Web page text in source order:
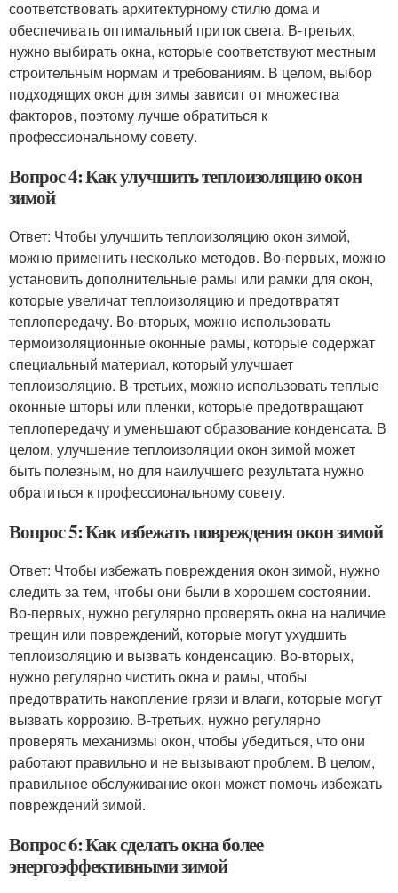
соответствовать архитектурному стилю дома и
обеспечивать оптимальный приток света. В-третьих,
нужно выбирать окна, которые соответствуют местным
строительным нормам и требованиям. В целом, выбор
подходящих окон для зимы зависит от множества
факторов, поэтому лучше обратиться к
профессиональному совету.
Вопрос 4: Как улучшить теплоизоляцию окон
зимой
Ответ: Чтобы улучшить теплоизоляцию окон зимой,
можно применить несколько методов. Во-первых, можно
установить дополнительные рамы или рамки для окон,
которые увеличат теплоизоляцию и предотвратят
теплопередачу. Во-вторых, можно использовать
термоизоляционные оконные рамы, которые содержат
специальный материал, который улучшает
теплоизоляцию. В-третьих, можно использовать теплые
оконные шторы или пленки, которые предотвращают
теплопередачу и уменьшают образование конденсата. В
целом, улучшение теплоизоляции окон зимой может
быть полезным, но для наилучшего результата нужно
обратиться к профессиональному совету.
Вопрос 5: Как избежать повреждения окон зимой
Ответ: Чтобы избежать повреждения окон зимой, нужно
следить за тем, чтобы они были в хорошем состоянии.
Во-первых, нужно регулярно проверять окна на наличие
трещин или повреждений, которые могут ухудшить
теплоизоляцию и вызвать конденсацию. Во-вторых,
нужно регулярно чистить окна и рамы, чтобы
предотвратить накопление грязи и влаги, которые могут
вызвать коррозию. В-третьих, нужно регулярно
проверять механизмы окон, чтобы убедиться, что они
работают правильно и не вызывают проблем. В целом,
правильное обслуживание окон может помочь избежать
повреждений зимой.
Вопрос 6: Как сделать окна более
энергоэффективными зимой